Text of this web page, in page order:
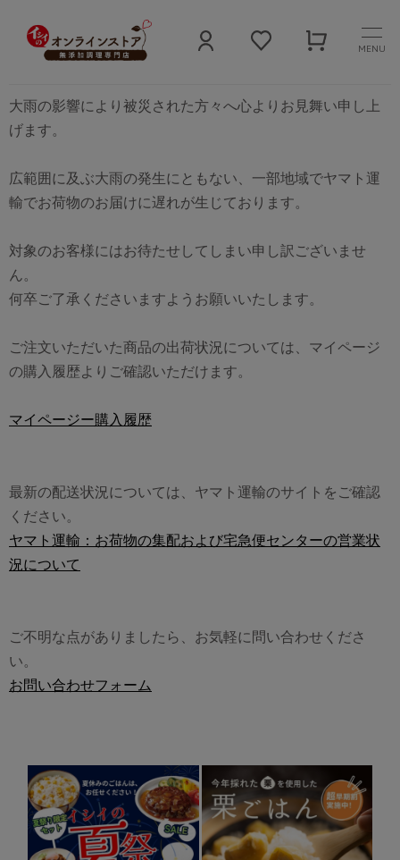
MENU
大雨の影響により被災された方々へ心よりお見舞い申し上
げます。
広範囲に及ぶ大雨の発生にともない、一部地域でヤマト運
輸でお荷物のお届けに遅れが生じております。
対象のお客様にはお待たせしてしまい申し訳ございませ
ん。
何卒ご了承くださいますようお願いいたします。
ご注文いただいた商品の出荷状況については、マイページ
の購入履歴よりご確認いただけます。
マイページー購入履歴
最新の配送状況については、ヤマト運輸のサイトをご確認
ください。
ヤマト運輸：お荷物の集配および宅急便センターの営業状
況について
ご不明な点がありましたら、お気軽に問い合わせくださ
い。
お問い合わせフォーム